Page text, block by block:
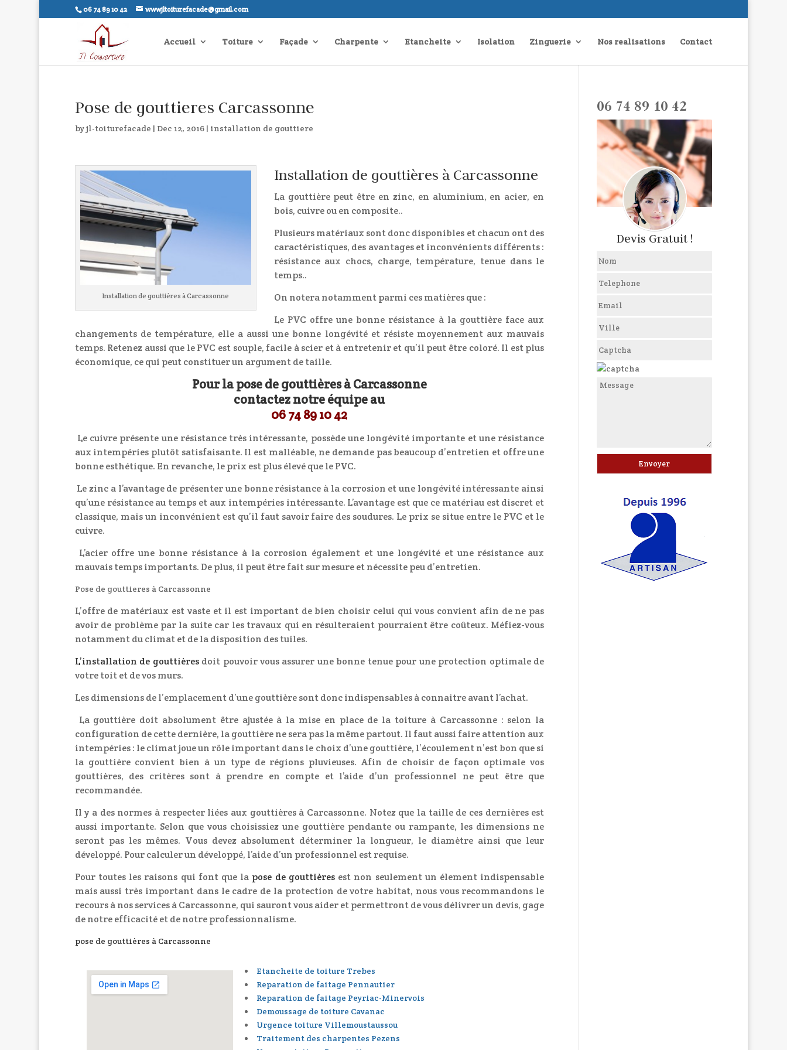
06 74 89 10 42 wwwjltoiturefacade@gmail.com
Accueil Toiture Façade Charpente Etancheite Isolation Zinguerie Nos realisations Contact
Pose de gouttieres Carcassonne
byjl-toiturefacade | Dec 12, 2016| installation de gouttiere
Installation de gouttières à Carcassonne
Installation de gouttières à Carcassonne
La gouttière peut être en zinc, en aluminium, en acier, en
bois, cuivre ou en composite..
Plusieurs matériaux sont donc disponibles et chacun ont des
caractéristiques, des avantages et inconvénients différents :
résistance aux chocs, charge, température, tenue dans le
temps..
On notera notamment parmi ces matières que :
Le PVC offre une bonne résistance à la gouttière face aux
changements de température, elle a aussi une bonne longévité et résiste moyennement aux mauvais
temps. Retenez aussi que le PVC est souple, facile à scier et à entretenir et qu’il peut être coloré. Il est plus
économique, ce qui peut constituer un argument de taille.
Pour la pose de gouttières à Carcassonne
contactez notre équipe au
06 74 89 10 42
Le cuivre présente une résistance très intéressante, possède une longévité importante et une résistance
aux intempéries plutôt satisfaisante. Il est malléable, ne demande pas beaucoup d’entretien et offre une
bonne esthétique. En revanche, le prix est plus élevé que le PVC.
Le zinc a l’avantage de présenter une bonne résistance à la corrosion et une longévité intéressante ainsi
qu’une résistance au temps et aux intempéries intéressante. L’avantage est que ce matériau est discret et
classique, mais un inconvénient est qu’il faut savoir faire des soudures. Le prix se situe entre le PVC et le
cuivre.
L’acier offre une bonne résistance à la corrosion également et une longévité et une résistance aux
mauvais temps importants. De plus, il peut être fait sur mesure et nécessite peu d’entretien.
Pose de gouttieres à Carcassonne
L’offre de matériaux est vaste et il est important de bien choisir celui qui vous convient afin de ne pas
avoir de problème par la suite car les travaux qui en résulteraient pourraient être coûteux. Méfiez-vous
notamment du climat et de la disposition des tuiles.
L’installation de gouttières doit pouvoir vous assurer une bonne tenue pour une protection optimale de
votre toit et de vos murs.
Les dimensions de l’emplacement d’une gouttière sont donc indispensables à connaitre avant l’achat.
La gouttière doit absolument être ajustée à la mise en place de la toiture à Carcassonne : selon la
configuration de cette dernière, la gouttière ne sera pas la même partout. Il faut aussi faire attention aux
intempéries : le climat joue un rôle important dans le choix d’une gouttière, l’écoulement n’est bon que si
la gouttière convient bien à un type de régions pluvieuses. Afin de choisir de façon optimale vos
gouttières, des critères sont à prendre en compte et l’aide d’un professionnel ne peut être que
recommandée.
Il y a des normes à respecter liées aux gouttières à Carcassonne. Notez que la taille de ces dernières est
aussi importante. Selon que vous choisissiez une gouttière pendante ou rampante, les dimensions ne
seront pas les mêmes. Vous devez absolument déterminer la longueur, le diamètre ainsi que leur
développé. Pour calculer un développé, l’aide d’un professionnel est requise.
Pour toutes les raisons qui font que la pose de gouttières est non seulement un élement indispensable
mais aussi très important dans le cadre de la protection de votre habitat, nous vous recommandons le
recours à nos services à Carcassonne, qui sauront vous aider et permettront de vous délivrer un devis, gage
de notre efficacité et de notre professionnalisme.
pose de gouttières à Carcassonne
Etancheite de toiture Trebes
Reparation de faitage Pennautier
Reparation de faitage Peyriac-Minervois
Demoussage de toiture Cavanac
Urgence toiture Villemoustaussou
Traitement des charpentes Pezens
06 74 89 10 42
Devis Gratuit !